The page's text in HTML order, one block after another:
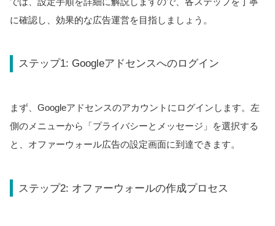
に確認し、効果的な広告運営を目指しましょう。
ステップ1: Googleアドセンスへのログイン
まず、Googleアドセンスのアカウントにログインします。左
側のメニューから「プライバシーとメッセージ」を選択する
と、オファーウォール広告の設定画面に到達できます。
ステップ2: オファーウォールの作成プロセス